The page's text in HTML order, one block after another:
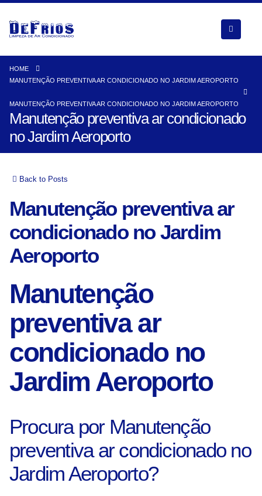
HOME
MANUTENÇÃO PREVENTIVA AR CONDICIONADO NO JARDIM AEROPORTO
MANUTENÇÃO PREVENTIVA AR CONDICIONADO NO JARDIM AEROPORTO
Manutenção preventiva ar condicionado
no Jardim Aeroporto
Back to Posts
Manutenção preventiva ar
condicionado no Jardim
Aeroporto
Manutenção
preventiva ar
condicionado no
Jardim Aeroporto
Procura por Manutenção
preventiva ar condicionado no
Jardim Aeroporto?